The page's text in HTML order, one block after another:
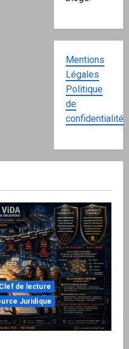
Mentions
Légales
Politique
de
confidentialité
Clef de lecture
Juridique